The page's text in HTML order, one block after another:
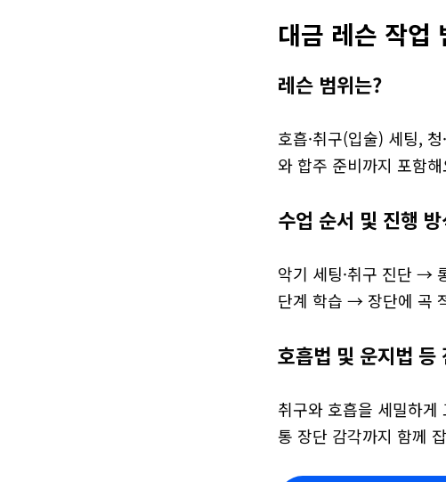
대금 레슨 작업
레슨 범위는?
호흡·취구(입술) 세팅,
와 합주 준비까지 포함
수업 순서 및 진행
악기 세팅·취구 진단 →
단계 학습 → 장단에 곡
호흡법 및 운지법 등
취구와 호흡을 세밀하게
통 장단 감각까지 함께